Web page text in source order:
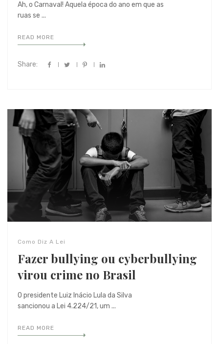
Ah, o Carnaval! Aquela época do ano em que as
ruas se ...
READ MORE
Share:
Como Diz A Lei
Fazer bullying ou cyberbullying
virou crime no Brasil
O presidente Luiz Inácio Lula da Silva
sancionou a Lei 4.224/21, um ...
READ MORE